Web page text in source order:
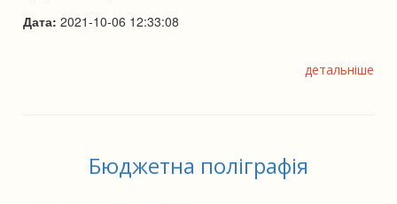
Дата: 2021-10-06 12:33:08
детальніше
Бюджетна поліграфія